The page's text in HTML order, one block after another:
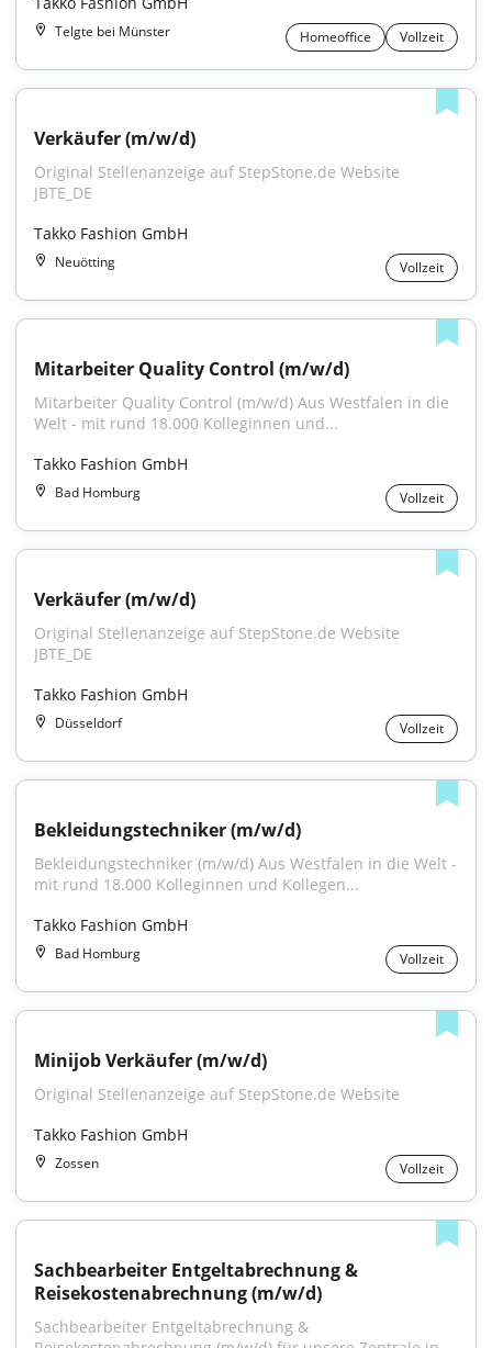
Telgte bei Münster Homeoffice Vollzeit
Verkäufer (m/w/d)
Original Stellenanzeige auf StepStone.de Website
JBTE_DE
Takko Fashion GmbH
Neuötting Vollzeit
Mitarbeiter Quality Control (m/w/d)
Mitarbeiter Quality Control (m/w/d) Aus Westfalen in die
Welt - mit rund 18.000 Kolleginnen und...
Takko Fashion GmbH
Bad Homburg Vollzeit
Verkäufer (m/w/d)
Original Stellenanzeige auf StepStone.de Website
JBTE_DE
Takko Fashion GmbH
Düsseldorf Vollzeit
Bekleidungstechniker (m/w/d)
Bekleidungstechniker (m/w/d) Aus Westfalen in die Welt -
mit rund 18.000 Kolleginnen und Kollegen...
Takko Fashion GmbH
Bad Homburg Vollzeit
Minijob Verkäufer (m/w/d)
Original Stellenanzeige auf StepStone.de Website
Takko Fashion GmbH
Zossen Vollzeit
Sachbearbeiter Entgeltabrechnung &
Reisekostenabrechnung (m/w/d)
Sachbearbeiter Entgeltabrechnung &